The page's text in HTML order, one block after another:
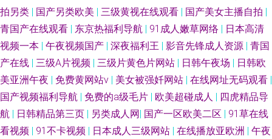
国自区视频50页 美日韩无码 日韩久久经典 亚洲色午夜 91国产极品丝袜女
AV窝窝 激情综合色网 欧日韩操逼 天天干天天做 中文字幕日韩资源网 91人妻
吃瓜偷青视频 日本阿v中文字幕 亚洲天堂av网 91黑丝免费 91性爱视频 大香
拍另类 | 国产另类欧美 | 三级黄视在线观看 | 国产美女主播自拍 |
青国产在线观看 | 东京热福利导航 | 91成人嫩草网络 | 日本高清
视频一本 | 午夜视频国产 | 深夜福利王 | 影音先锋成人资源 | 青国
产在线 | 三级A片视频 | 三级片黄色片网站 | 日韩午夜场 | 日韩欧
美亚洲午夜 | 免费黄网站v | 美女被强奷网站 | 在线网址无码观看 |
国产视频福利导航 | 免费的a级毛片 | 欧美超碰成人 | 四虎精品导
航 | 日韩精品第三页 | 另类成人网| 国产一区欧美二区 | 91草在线
看视频 | 91不卡视频 | 日本成人三级网站 | 在线播放亚欧洲 | 午夜